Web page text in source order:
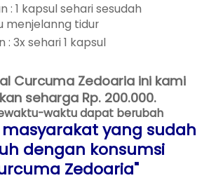
: 1 kapsul sehari sesudah
menjelanng tidur
3x sehari 1 kapsul
Curcuma Zedoaria ini kami
seharga Rp. 200.000.
waktu dapat berubah
yang sudah
dengan konsumsi
Zedoaria"